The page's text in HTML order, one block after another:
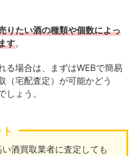
りたい酒の種類や個数によっ
す。
る場合は、まずはWEBで簡易
（宅配査定）が可能かどう
ょう。
ト
酒買取業者に査定しても